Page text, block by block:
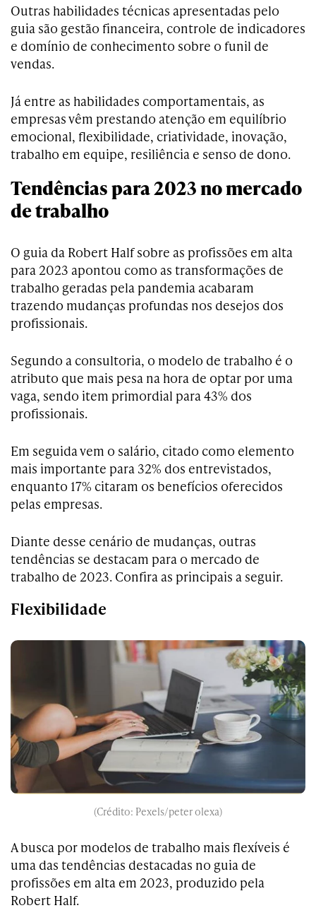
Outras habilidades técnicas apresentadas pelo
guia são gestão financeira, controle de indicadores
e domínio de conhecimento sobre o funil de
vendas.
Já entre as habilidades comportamentais, as
empresas vêm prestando atenção em equilíbrio
emocional, flexibilidade, criatividade, inovação,
trabalho em equipe, resiliência e senso de dono.
Tendências para 2023 no mercado
de trabalho
O guia da Robert Half sobre as profissões em alta
para 2023 apontou como as transformações de
trabalho geradas pela pandemia acabaram
trazendo mudanças profundas nos desejos dos
profissionais.
Segundo a consultoria, o modelo de trabalho é o
atributo que mais pesa na hora de optar por uma
vaga, sendo item primordial para 43% dos
profissionais.
Em seguida vem o salário, citado como elemento
mais importante para 32% dos entrevistados,
enquanto 17% citaram os benefícios oferecidos
pelas empresas.
Diante desse cenário de mudanças, outras
tendências se destacam para o mercado de
trabalho de 2023. Confira as principais a seguir.
Flexibilidade
(Crédito: Pexels/peter olexa)
A busca por modelos de trabalho mais flexíveis é
uma das tendências destacadas no guia de
profissões em alta em 2023, produzido pela
Robert Half.